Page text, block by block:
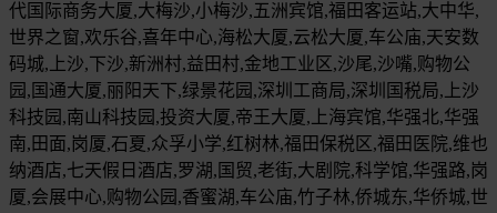
代国际商务大厦,大梅沙,小梅沙,五洲宾馆,福田客运站,大中华,
世界之窗,欢乐谷,喜年中心,海松大厦,云松大厦,车公庙,天安数
码城,上沙,下沙,新洲村,益田村,金地工业区,沙尾,沙嘴,购物公
园,国通大厦,丽阳天下,绿景花园,深圳工商局,深圳国税局,上沙
科技园,南山科技园,投资大厦,帝王大厦,上海宾馆,华强北,华强
南,田面,岗厦,石夏,众孚小学,红树林,福田保税区,福田医院,维也
纳酒店,七天假日酒店,罗湖,国贸,老街,大剧院,科学馆,华强路,岗
厦,会展中心,购物公园,香蜜湖,车公庙,竹子林,侨城东,华侨城,世